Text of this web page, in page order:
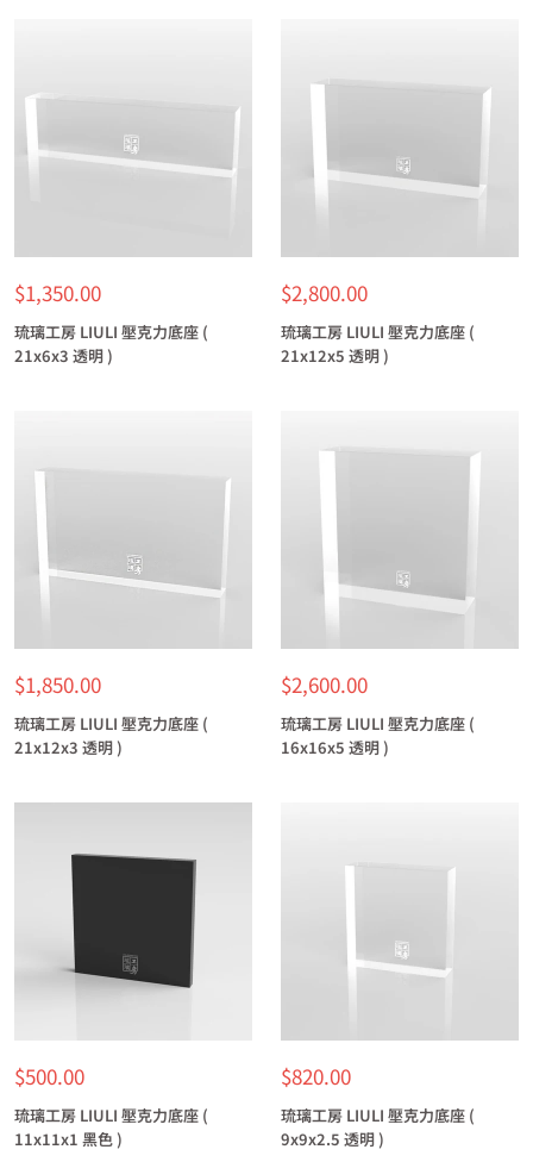
特
價
$1,350.00
琉璃工房 LIULI 壓克力底座 (
21x6x3 透明 )
特
價
$2,800.00
琉璃工房 LIULI 壓克力底座 (
21x12x5 透明 )
特
價
$1,850.00
琉璃工房 LIULI 壓克力底座 (
21x12x3 透明 )
特
價
$2,600.00
琉璃工房 LIULI 壓克力底座 (
16x16x5 透明 )
特
價
$500.00
琉璃工房 LIULI 壓克力底座 (
11x11x1 黑色 )
特
價
$820.00
琉璃工房 LIULI 壓克力底座 (
9x9x2.5 透明 )